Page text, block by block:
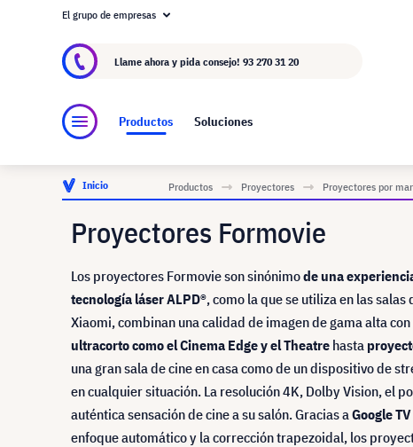
Acerca de visunext.es
El grupo de empresas
Llame ahora y pida consejo! 93 270 31 20
Productos Soluciones
Inicio Productos Proyectores Proyectores por
Proyectores Formovie
Los proyectores Formovie son sinónimode una
tecnología láser ALPD®, como la que se utiliza en las
Xiaomi, combinan una calidad de imagen de gama alta
ultracorto como el Cinema Edge y el Theatre hasta
una gran sala de cine en casa como de un dispositivo de
en cualquier situación. La resolución 4K, Dolby Vision, el
auténtica sensación de cine a su salón. Gracias aGoogle
enfoque automático y la corrección trapezoidal, los